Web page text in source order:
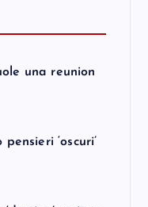
una reunion
‘oscuri’